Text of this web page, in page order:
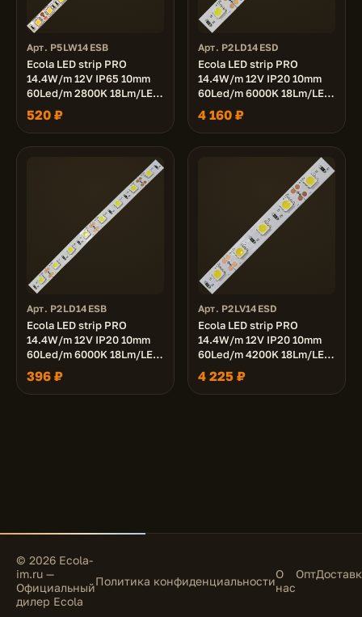
Арт. P5LW14ESB
Ecola LED strip PRO
14.4W/m 12V IP65 10mm
60Led/m 2800K 18Lm/LED
1080Lm/m светодиодная
лента на катушке 5м.
520 ₽
Арт. P2LD14ESD
Ecola LED strip PRO
14.4W/m 12V IP20 10mm
60Led/m 6000K 18Lm/LED
1080Lm/m светодиодная
лента на катушке 50м.
4 160 ₽
Арт. P2LD14ESB
Ecola LED strip PRO
14.4W/m 12V IP20 10mm
60Led/m 6000K 18Lm/LED
1080Lm/m светодиодная
лента на катушке 5м.
396 ₽
Арт. P2LV14ESD
Ecola LED strip PRO
14.4W/m 12V IP20 10mm
60Led/m 4200K 18Lm/LED
1080Lm/m светодиодная
лента на катушке 50м.
4 225 ₽
© 2026 Ecola-
im.ru —
Официальный
дилер Ecola
Политика конфиденциальностиО
нас
Опт